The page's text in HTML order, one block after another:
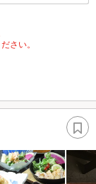
さい。